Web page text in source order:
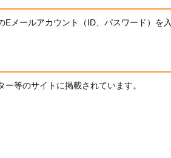
メールアカウント（ID、パスワード）
等のサイトに掲載されています。